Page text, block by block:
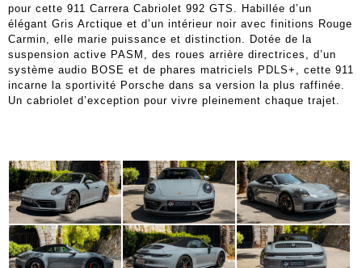
pour cette 911 Carrera Cabriolet 992 GTS. Habillée d’un
élégant Gris Arctique et d’un intérieur noir avec finitions Rouge
Carmin, elle marie puissance et distinction. Dotée de la
suspension active PASM, des roues arrière directrices, d’un
système audio BOSE et de phares matriciels PDLS+, cette 911
incarne la sportivité Porsche dans sa version la plus raffinée.
Un cabriolet d’exception pour vivre pleinement chaque trajet.